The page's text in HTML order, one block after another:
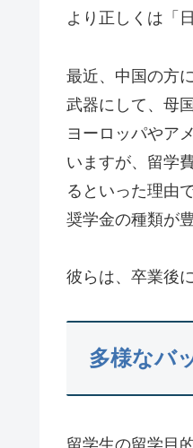
より正しくは「
最近、中国の方
武器にして、母
ヨーロッパやア
いますが、留学
るといった理由
奨学金の種類が
彼らは、卒業後
多様なバ